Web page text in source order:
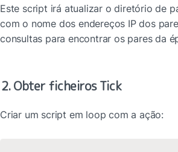
Este script irá atualizar o diretório de
com o nome dos endereços IP dos
consultas para encontrar os pares da
2. Obter ficheiros Tick
Criar um script em loop com a ação: